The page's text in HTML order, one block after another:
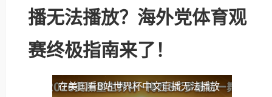
播无法播放？海外党体育观
赛终极指南来了！
在美国看B站世界杯中文直播无法播放